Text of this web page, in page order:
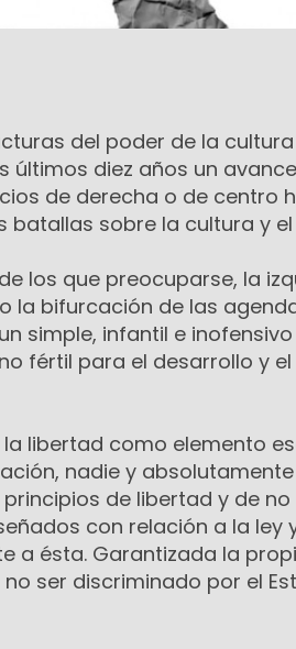
del poder de la cultura
diez años un
de derecha o de centro
sobre la cultura y el
los que preocuparse, la
la bifurcación de las
simple, infantil e
fértil para el desarrollo y
libertad como elemento
nadie y
de libertad y de no
con relación a la ley
a ésta. Garantizada la
ser discriminado por el